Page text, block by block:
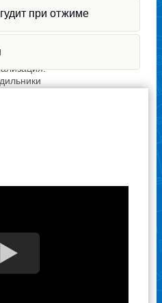
12 лет
Федор
4 года
при отжиме